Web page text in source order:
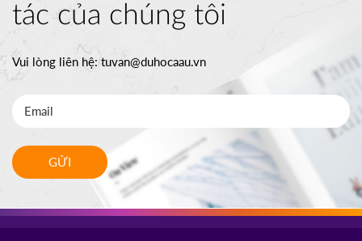
tác của chúng tôi
Vui lòng liên hệ: tuvan@duhocaau.vn
GỬI